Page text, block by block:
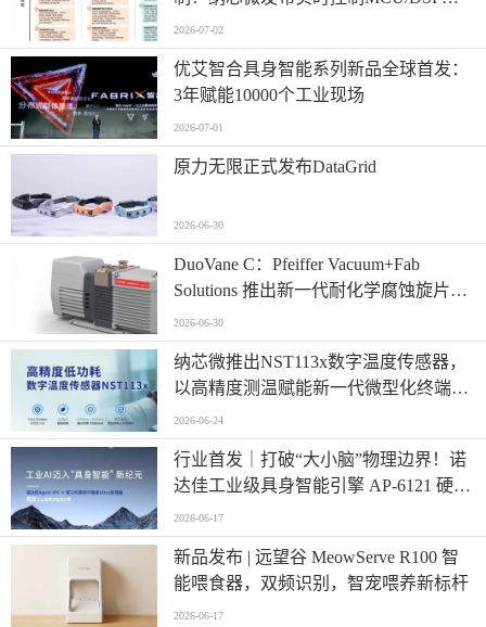
NS800RTA7系列
2026-07-02
优艾智合具身智能系列新品全球首发：
3年赋能10000个工业现场
2026-07-01
原力无限正式发布DataGrid
2026-06-30
​DuoVane C：Pfeiffer Vacuum+Fab
Solutions 推出新一代耐化学腐蚀旋片真
空泵
2026-06-30
纳芯微推出NST113x数字温度传感器，
以高精度测温赋能新一代微型化终端设
计
2026-06-24
行业首发｜打破“大小脑”物理边界！诺
达佳工业级具身智能引擎 AP-6121 硬核
登场
2026-06-17
新品发布 | 远望谷 MeowServe R100 智
能喂食器，双频识别，智宠喂养新标杆
2026-06-17